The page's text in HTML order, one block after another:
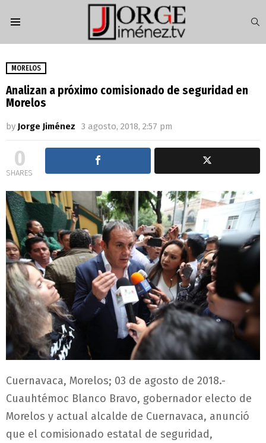
MORELOS
Analizan a próximo comisionado de seguridad en
Morelos
by Jorge Jiménez 3 agosto, 2018, 2:57 pm
0
SHARES
Cuernavaca, Morelos; 03 de agosto de 2018.-
Cuauhtémoc Blanco Bravo, gobernador electo de
Morelos y actual alcalde de Cuernavaca, anunció
que el comisionado estatal de seguridad,